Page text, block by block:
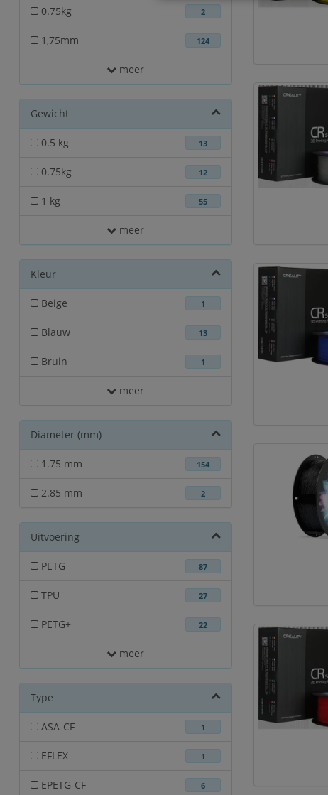
0.75kg 2
1,75mm 124
meer
Gewicht
0.5 kg 13
0.75kg 12
1 kg 55
meer
Kleur
Beige 1
Blauw 13
Bruin 1
meer
Diameter (mm)
1.75 mm 154
2.85 mm 2
Uitvoering
PETG 87
TPU 27
PETG+ 22
meer
Type
ASA-CF 1
EFLEX 1
EPETG-CF 6